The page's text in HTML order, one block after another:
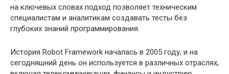
на ключевых словах подход позволяет техническим
специалистам и аналитикам создавать тесты без
глубоких знаний программирования.
История Robot Framework началась в 2005 году, и на
сегодняшний день он используется в различных отраслях,